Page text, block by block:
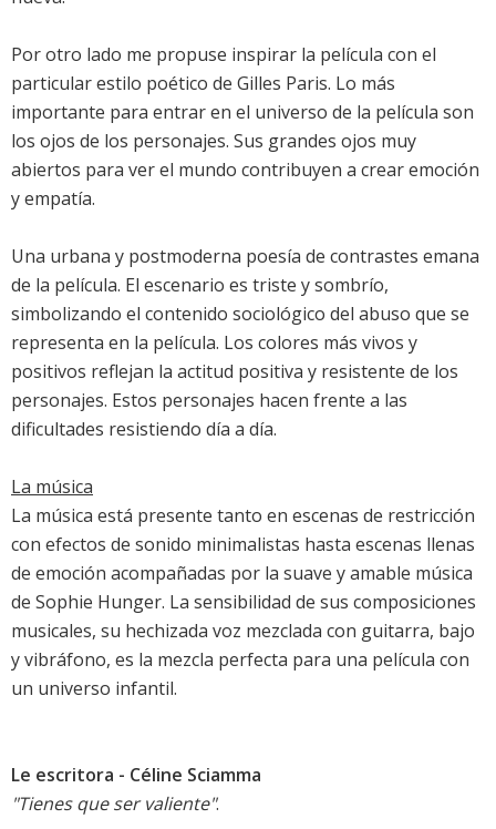
Por otro lado me propuse inspirar la película con el
particular estilo poético de Gilles Paris. Lo más
importante para entrar en el universo de la película son
los ojos de los personajes. Sus grandes ojos muy
abiertos para ver el mundo contribuyen a crear emoción
y empatía.
Una urbana y postmoderna poesía de contrastes emana
de la película. El escenario es triste y sombrío,
simbolizando el contenido sociológico del abuso que se
representa en la película. Los colores más vivos y
positivos reflejan la actitud positiva y resistente de los
personajes. Estos personajes hacen frente a las
dificultades resistiendo día a día.
La música
La música está presente tanto en escenas de restricción
con efectos de sonido minimalistas hasta escenas llenas
de emoción acompañadas por la suave y amable música
de Sophie Hunger. La sensibilidad de sus composiciones
musicales, su hechizada voz mezclada con guitarra, bajo
y vibráfono, es la mezcla perfecta para una película con
un universo infantil.
Le escritora - Céline Sciamma
"Tienes que ser valiente".